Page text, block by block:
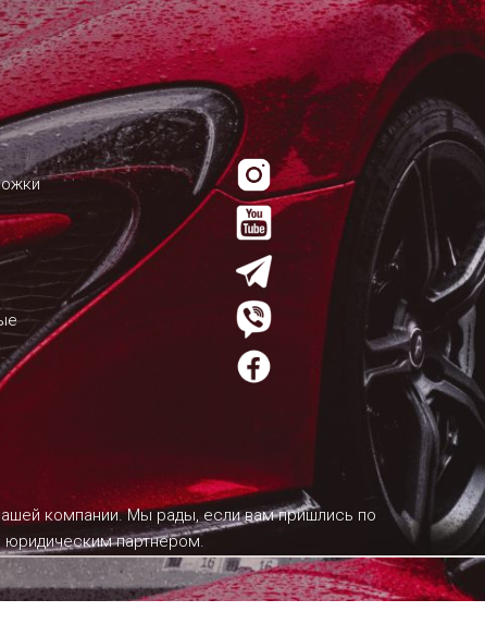
компании. Мы рады, если вам пришлись по
юридическим партнером.